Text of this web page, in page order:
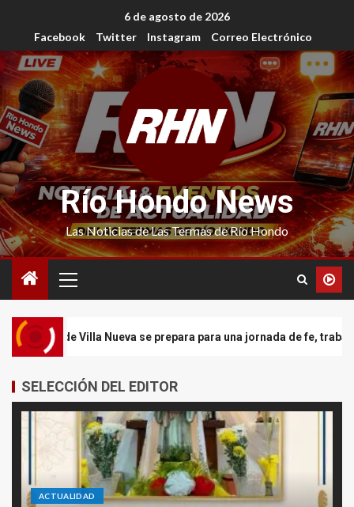
6 de agosto de 2026
Facebook
Twitter Instagram Correo Electrónico
Río Hondo News
Las Noticias de Las Termas de Río Hondo
se prepara para una jornada de fe, trabajo y encuentro
SELECCIÓN DEL EDITOR
ACTUALIDAD